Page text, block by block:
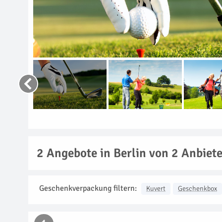
2 Angebote in Berlin von 2
Geschenkverpackung filtern: Kuvert Geschenkbox